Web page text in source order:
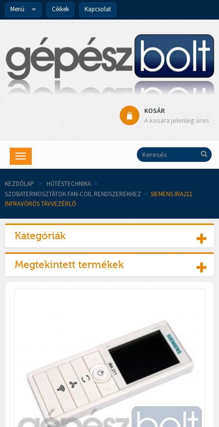
Menü Cikkek Kapcsolat
KOSÁR
A kosara jelenleg üres
Toggle
navigation
KEZDŐLAP > HŰTÉSTECHNIKA >
SZOBATERMOSZTÁTOK FAN-COIL RENDSZEREKHEZ > SIEMENS IRA211
INFRAVÖRÖS TÁVVEZÉRLŐ
Kategóriák
Megtekintett termékek